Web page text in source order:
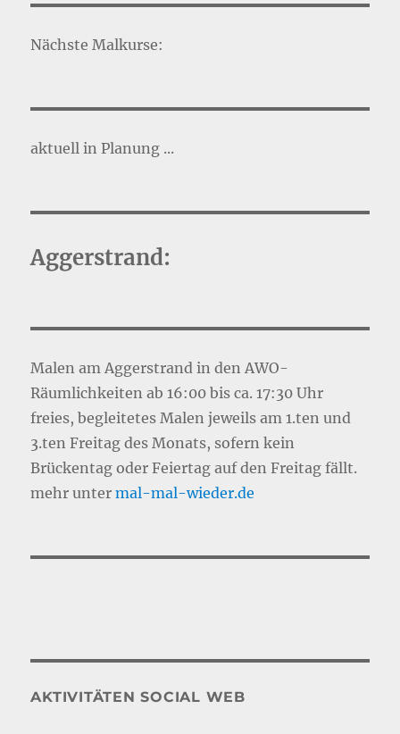
Nächste Malkurse:
aktuell in Planung ...
Aggerstrand:
Malen am Aggerstrand in den AWO-
Räumlichkeiten ab 16:00 bis ca. 17:30 Uhr
freies, begleitetes Malen jeweils am 1.ten und
3.ten Freitag des Monats, sofern kein
Brückentag oder Feiertag auf den Freitag fällt.
mehr untermal-mal-wieder.de
AKTIVITÄTEN SOCIAL WEB